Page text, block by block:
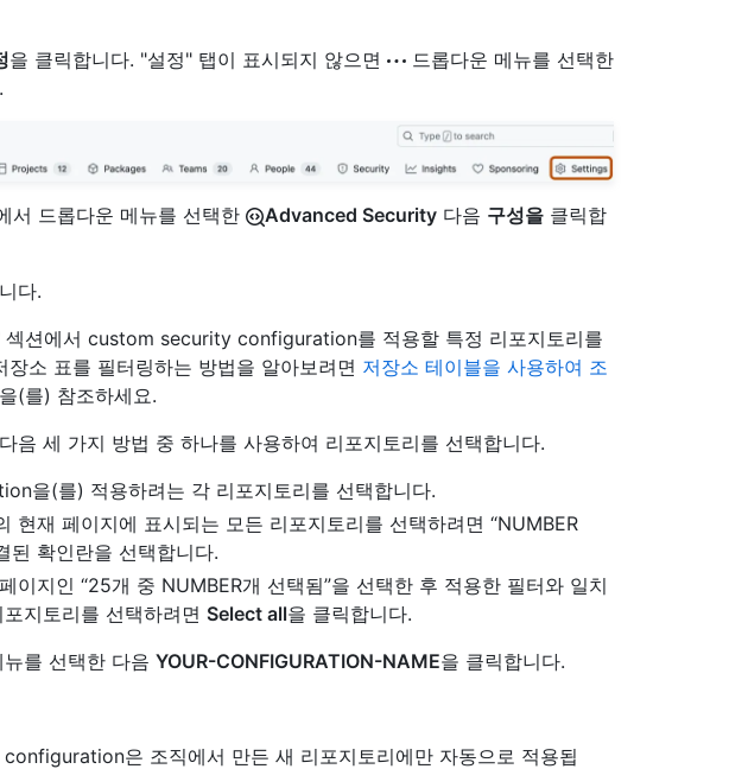
을 클릭합니다. "설정" 탭이 표시되지 않으면
드롭다운 메뉴를 선택한
서 드롭다운 메뉴를 선택한 Advanced Security 다음 구성을 클릭합
다.
섹션에서 custom security configuration를 적용할 특정 리포지토리를
장소 표를 필터링하는 방법을 알아보려면 저장소 테이블을 사용하여 조
을(를) 참조하세요.
음 세 가지 방법 중 하나를 사용하여 리포지토리를 선택합니다.
을(를) 적용하려는 각 리포지토리를 선택합니다.
현재 페이지에 표시되는 모든 리포지토리를 선택하려면 “NUMBER
된 확인란을 선택합니다.
이지인 “25개 중 NUMBER개 선택됨”을 선택한 후 적용한 필터와 일치
포지토리를 선택하려면 Select all을 클릭합니다.
를 선택한 다음 YOUR-CONFIGURATION-NAME을 클릭합니다.
은 조직에서 만든 새 리포지토리에만 자동으로 적용됩